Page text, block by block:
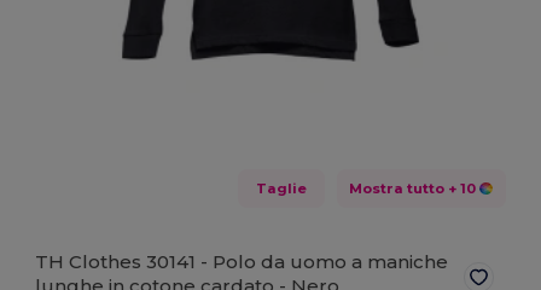
Taglie Mostra tutto + 10
TH Clothes 30141 - Polo da uomo a maniche